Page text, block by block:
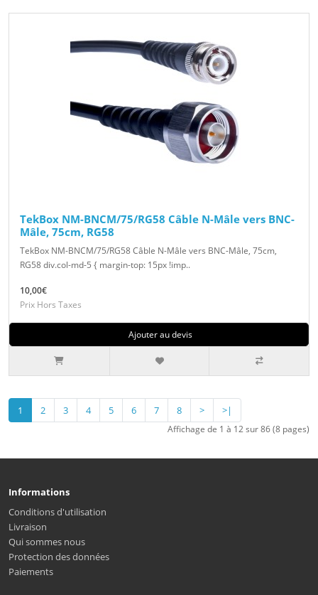
TekBox NM-BNCM/75/RG58 Câble N-Mâle vers BNC-
Mâle, 75cm, RG58
TekBox NM-BNCM/75/RG58 Câble N-Mâle vers BNC-Mâle, 75cm,
RG58 div.col-md-5 { margin-top: 15px !imp..
10,00€
Prix Hors Taxes
Ajouter au devis
1 2 3 4 5 6 7 8 > >|
Affichage de 1 à 12 sur 86 (8 pages)
Informations
Conditions d'utilisation
Livraison
Qui sommes nous
Protection des données
Paiements